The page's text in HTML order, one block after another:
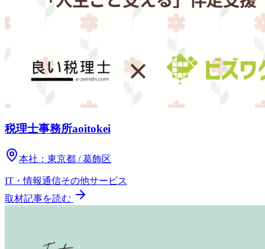
税理士事務所aoitokei
本社： 東京都 / 葛飾区
IT・情報通信その他サービス
取材記事を読む